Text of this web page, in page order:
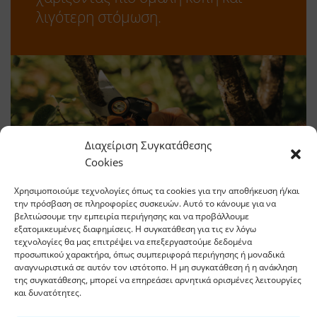
Διαχείριση Συγκατάθεσης
Cookies
Χρησιμοποιούμε τεχνολογίες όπως τα cookies για την αποθήκευση ή/και
την πρόσβαση σε πληροφορίες συσκευών. Αυτό το κάνουμε για να
βελτιώσουμε την εμπειρία περιήγησης και να προβάλλουμε
εξατομικευμένες διαφημίσεις. Η συγκατάθεση για τις εν λόγω
τεχνολογίες θα μας επιτρέψει να επεξεργαστούμε δεδομένα
προσωπικού χαρακτήρα, όπως συμπεριφορά περιήγησης ή μοναδικά
αναγνωριστικά σε αυτόν τον ιστότοπο. Η μη συγκατάθεση ή η ανάκληση
της συγκατάθεσης, μπορεί να επηρεάσει αρνητικά ορισμένες λειτουργίες
και δυνατότητες.
λιγότερη στόμωση.
Υλικό FiberComp™
Η κατασκευή του καθιστά τις λαβές
του εξαιρετικά ελαφριές και